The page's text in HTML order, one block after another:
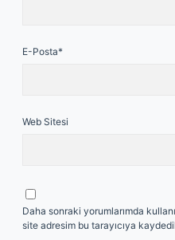
E-Posta*
Web Sitesi
Daha sonraki yorumlarımda
site adresim bu tarayıcıya